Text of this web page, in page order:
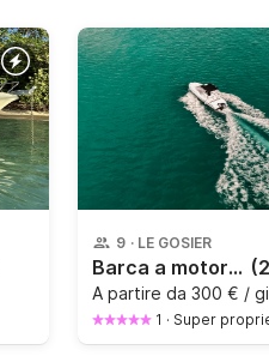
9 · LE GOSIER
Barca a motore Forboat Forboat 23 225CV
A partire da 300 € /
1 · Super